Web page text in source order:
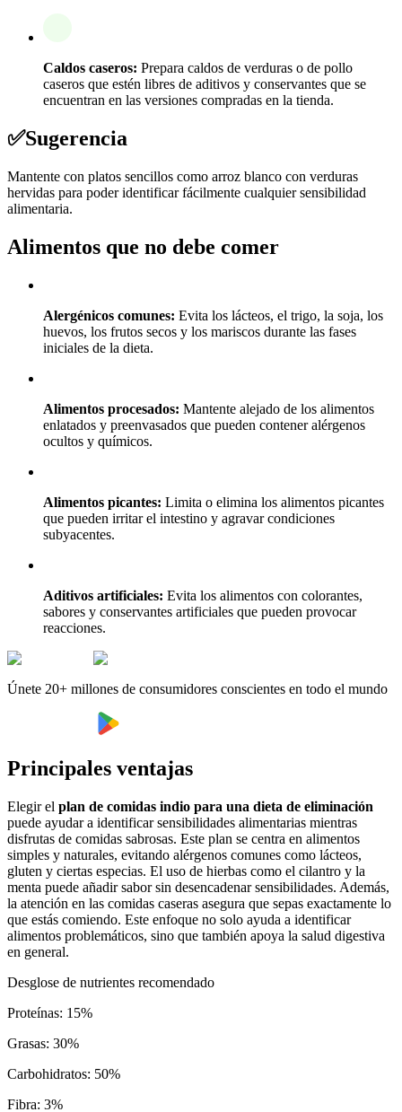
Caldos caseros: Prepara caldos de verduras o de pollo
caseros que estén libres de aditivos y conservantes que se
encuentran en las versiones compradas en la tienda.
✅Sugerencia
Mantente con platos sencillos como arroz blanco con verduras
hervidas para poder identificar fácilmente cualquier sensibilidad
alimentaria.
Alimentos que no debe comer
Alergénicos comunes: Evita los lácteos, el trigo, la soja, los
huevos, los frutos secos y los mariscos durante las fases
iniciales de la dieta.
Alimentos procesados: Mantente alejado de los alimentos
enlatados y preenvasados que pueden contener alérgenos
ocultos y químicos.
Alimentos picantes: Limita o elimina los alimentos picantes
que pueden irritar el intestino y agravar condiciones
subyacentes.
Aditivos artificiales: Evita los alimentos con colorantes,
sabores y conservantes artificiales que pueden provocar
reacciones.
Únete 20+ millones de consumidores conscientes en todo el mundo
Principales ventajas
Elegir el plan de comidas indio para una dieta de eliminación
puede ayudar a identificar sensibilidades alimentarias mientras
disfrutas de comidas sabrosas. Este plan se centra en alimentos
simples y naturales, evitando alérgenos comunes como lácteos,
gluten y ciertas especias. El uso de hierbas como el cilantro y la
menta puede añadir sabor sin desencadenar sensibilidades. Además,
la atención en las comidas caseras asegura que sepas exactamente lo
que estás comiendo. Este enfoque no solo ayuda a identificar
alimentos problemáticos, sino que también apoya la salud digestiva
en general.
Desglose de nutrientes recomendado
Proteínas: 15%
Grasas: 30%
Carbohidratos: 50%
Fibra: 3%